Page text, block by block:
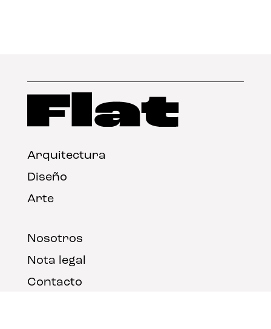
Arquitectura
Diseño
Arte
Nosotros
Nota legal
Contacto